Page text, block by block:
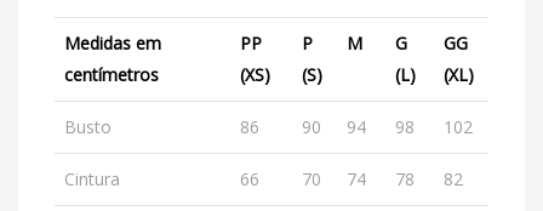
Medidas em
centímetros
PP
(XS)
P
(S)
M
G
(L)
GG
(XL)
Busto 86 90 94 98 102
Cintura 66 70 74 78 82